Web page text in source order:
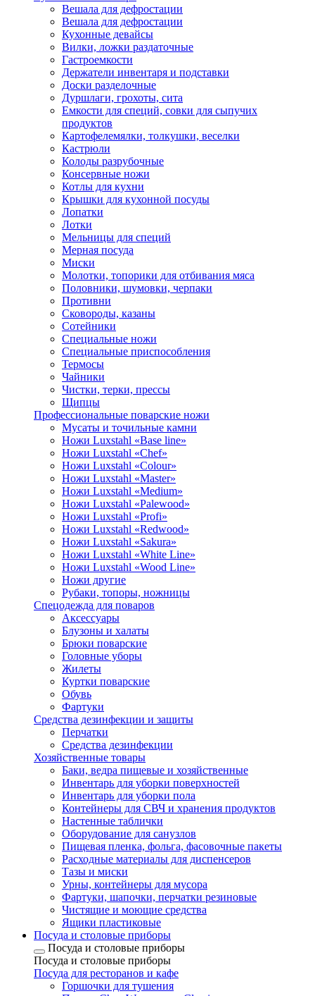
Вешала для дефростации
Вешала для дефростации
Кухонные девайсы
Вилки, ложки раздаточные
Гастроемкости
Держатели инвентаря и подставки
Доски разделочные
Дуршлаги, грохоты, сита
Емкости для специй, совки для сыпучих
продуктов
Картофелемялки, толкушки, веселки
Кастрюли
Колоды разрубочные
Консервные ножи
Котлы для кухни
Крышки для кухонной посуды
Лопатки
Лотки
Мельницы для специй
Мерная посуда
Миски
Молотки, топорики для отбивания мяса
Половники, шумовки, черпаки
Противни
Сковороды, казаны
Сотейники
Специальные ножи
Специальные приспособления
Термосы
Чайники
Чистки, терки, прессы
Щипцы
Профессиональные поварские ножи
Мусаты и точильные камни
Ножи Luxstahl «Base line»
Ножи Luxstahl «Chef»
Ножи Luxstahl «Colour»
Ножи Luxstahl «Master»
Ножи Luxstahl «Medium»
Ножи Luxstahl «Palewood»
Ножи Luxstahl «Profi»
Ножи Luxstahl «Redwood»
Ножи Luxstahl «Sakura»
Ножи Luxstahl «White Line»
Ножи Luxstahl «Wood Line»
Ножи другие
Рубаки, топоры, ножницы
Спецодежда для поваров
Аксессуары
Блузоны и халаты
Брюки поварские
Головные уборы
Жилеты
Куртки поварские
Обувь
Фартуки
Средства дезинфекции и защиты
Перчатки
Средства дезинфекции
Хозяйственные товары
Баки, ведра пищевые и хозяйственные
Инвентарь для уборки поверхностей
Инвентарь для уборки пола
Контейнеры для СВЧ и хранения продуктов
Настенные таблички
Оборудование для санузлов
Пищевая пленка, фольга, фасовочные пакеты
Расходные материалы для диспенсеров
Тазы и миски
Урны, контейнеры для мусора
Фартуки, шапочки, перчатки резиновые
Чистящие и моющие средства
Ящики пластиковые
Посуда и столовые приборы
Посуда и столовые приборы
Посуда и столовые приборы
Посуда для ресторанов и кафе
Горшочки для тушения